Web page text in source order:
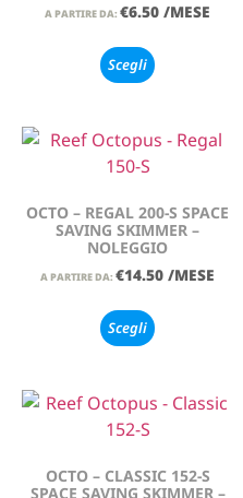
A PARTIRE DA: €6.50 /MESE
Scegli
OCTO – REGAL 200-S SPACE
SAVING SKIMMER –
NOLEGGIO
A PARTIRE DA: €14.50 /MESE
Scegli
OCTO – CLASSIC 152-S
SPACE SAVING SKIMMER –